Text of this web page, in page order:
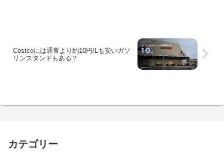
Costcoには通常より約10円/Lも安いガソ
リンスタンドもある？
カテゴリー